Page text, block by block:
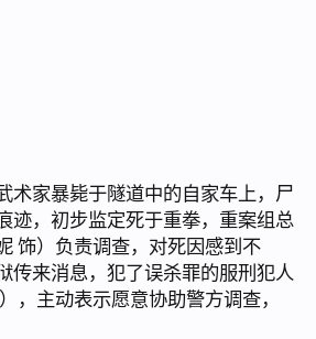
术家暴毙于隧道中的自家车上，尸
迹，初步监定死于重拳，重案组总
饰）负责调查，对死因感到不
传来消息，犯了误杀罪的服刑犯人
，主动表示愿意协助警方调查，